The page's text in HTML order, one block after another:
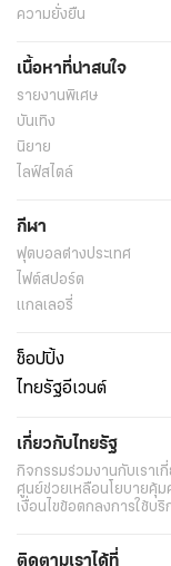
ความยั่งยืน
เนื้อหาที่น่าสนใจ
รายงานพิเศษ
บันเทิง
นิยาย
ไลฟ์สไตล์
กีฬา
ฟุตบอลต่่างประเทศ
ไฟต์สปอร์ต
แกลเลอรี่
ช็อปปิ้ง
ไทยรัฐอีเวนต์
เกี่ยวกับไทยรัฐ
กิจกรรมร่วมงานกับเราเ
ศูนย์ช่วยเหลือนโยบายคุ้
เงื่อนไขข้อตกลงการใช้บริ
ติดตามเราได้ที่